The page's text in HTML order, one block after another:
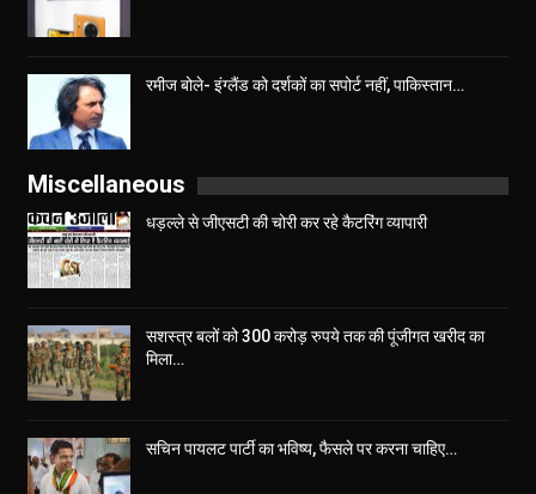
रमीज बोले- इंग्लैंड को दर्शकों का सपोर्ट नहीं, पाकिस्तान…
Miscellaneous
धड़ल्ले से जीएसटी की चोरी कर रहे कैटरिंग व्यापारी
सशस्त्र बलों को 300 करोड़ रुपये तक की पूंजीगत खरीद का
मिला…
सचिन पायलट पार्टी का भविष्य, फैसले पर करना चाहिए…